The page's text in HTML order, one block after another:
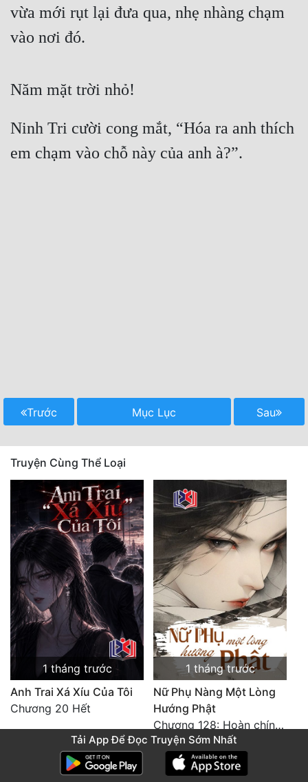
vừa mới rụt lại đưa qua, nhẹ nhàng chạm
vào nơi đó.
Năm mặt trời nhỏ!
Ninh Tri cười cong mắt, “Hóa ra anh thích
em chạm vào chỗ này của anh à?”.
Trước Mục Lục Sau
Truyện Cùng Thể Loại
1 tháng trước
Anh Trai Xá Xíu Của Tôi
Chương 20 Hết
1 tháng trước
Nữ Phụ Nàng Một Lòng
Hướng Phật
Chương 128: Hoàn chính văn
Tải App Để Đọc Truyện Sớm Nhất